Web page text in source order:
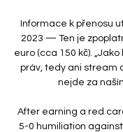
Informace k přenosu
2023 — Ten je
euro (cca 150 kč).
práv, tedy ani stream
nejde za
After earning a red
5-0 humiliation